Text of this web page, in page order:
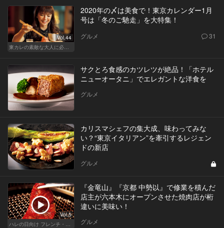
Vol.44
東カレの素敵な大人に必要なこと
2020年の〆は美食で！東京カレンダー1月
号は「冬のご馳走」を大特集！
グルメ 31
サクとろ食感のカツレツが絶品！「ホテル
ニューオータニ」でエレガントな洋食を
グルメ
カリスマシェフの集大成、味わってみな
い？“東京イタリアン”を牽引するレジェン
ドの新店
グルメ
Vol.5
ハレの日向け フレンチ・高級店
『金竜山』『京都 中勢以』で修業を積んだ
店主が六本木にオープンさせた焼肉店が桁
違いに美味い！
グルメ